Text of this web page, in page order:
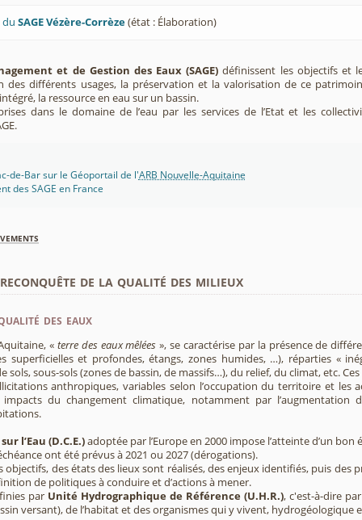
duSAGE Vézère-Corrèze(état : Élaboration)
et de Gestion des Eaux (SAGE) définissent les objectifs et
des différents usages, la préservation et la valorisation de ce
la ressource en eau sur un bassin.
dans le domaine de l’eau par les services de l’Etat et les
de-Bar sur le Géoportail de l'ARB Nouvelle-Aquitaine
des SAGE en France
de la qualité des milieux
des eaux
« terre des eaux mêlées », se caractérise par la présence de
superficielles et profondes, étangs, zones humides, …), réparties «
sols, sous-sols (zones de bassin, de massifs…), du relief, du climat, etc.
anthropiques, variables selon l’occupation du territoire et les
impacts du changement climatique, notamment par l’augmentation
l’Eau (D.C.E.)adoptée par l’Europe en 2000 impose l’atteinte d’un
ont été prévus à 2021 ou 2027 (dérogations).
objectifs, des états des lieux sont réalisés, des enjeux identifiés, puis des
de politiques à conduire et d’actions à mener.
par Unité Hydrographique de Référence (U.H.R.), c'est-à-dire
versant), de l’habitat et des organismes qui y vivent, hydrogéologique